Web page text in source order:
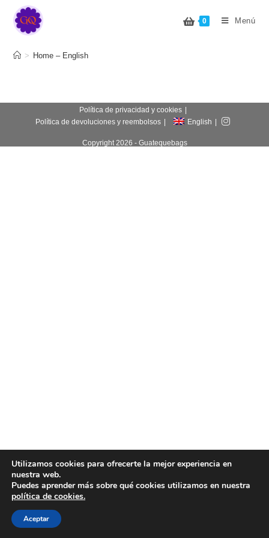
0 Menú
Home – English
> Home – English
Política de privacidad y cookies
Política de devoluciones y reembolsos
English
Copyright 2026 - Guatequebags
Utilizamos cookies para ofrecerte la mejor experiencia en
nuestra web.
Puedes aprender más sobre qué cookies utilizamos en nuestra
política de cookies.
Aceptar